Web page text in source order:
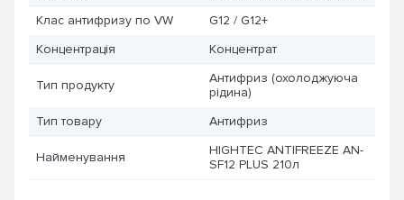
Клас антифризу по VW
G12 / G12+
Концентрація
Концентрат
Тип продукту
Антифриз (охолоджуюча
рідина)
Тип товару
Антифриз
Найменування
HIGHTEC ANTIFREEZE AN-
SF12 PLUS 210л